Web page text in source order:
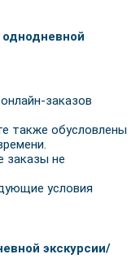
заказов
также обусловлены
заказы не
условия
экскурсии/